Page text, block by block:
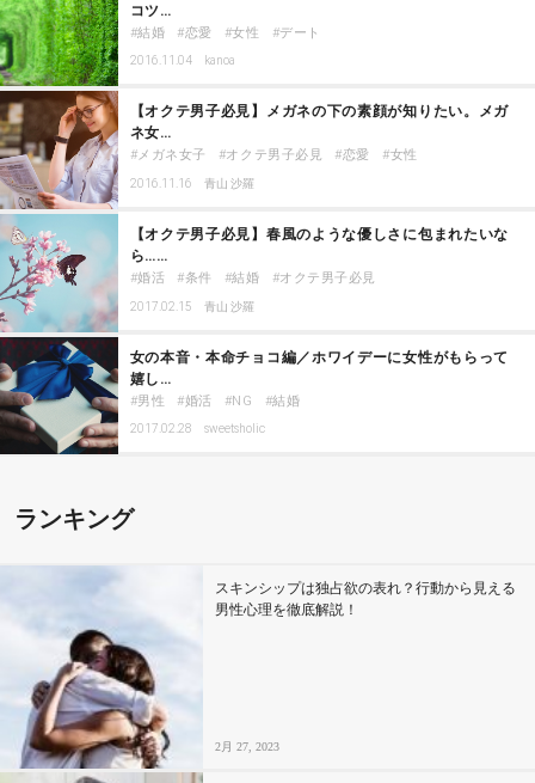
コツ…
結婚 恋愛 女性 デート
2016.11.04 kanoa
【オクテ男子必見】メガネの下の素顔が知りたい。メガ
ネ女…
メガネ女子 オクテ男子必見 恋愛 女性
2016.11.16 青山 沙羅
【オクテ男子必見】春風のような優しさに包まれたいな
ら……
婚活 条件 結婚 オクテ男子必見
2017.02.15 青山 沙羅
女の本音・本命チョコ編／ホワイデーに女性がもらって
嬉し…
男性 婚活 NG 結婚
2017.02.28 sweetsholic
ランキング
スキンシップは独占欲の表れ？行動から見える
男性心理を徹底解説！
2月 27, 2023